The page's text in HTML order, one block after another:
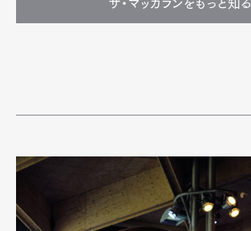
ザ・マッカランをもっと知る